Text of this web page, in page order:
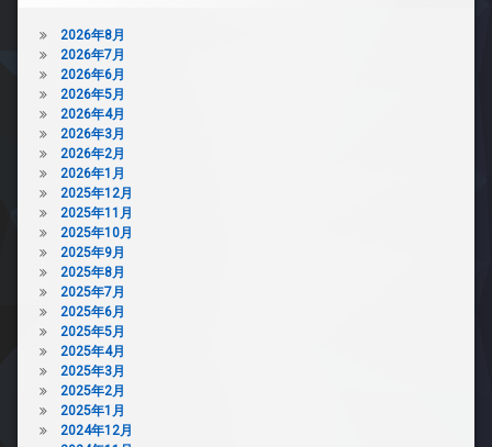
2026年8月
2026年7月
2026年6月
2026年5月
2026年4月
2026年3月
2026年2月
2026年1月
2025年12月
2025年11月
2025年10月
2025年9月
2025年8月
2025年7月
2025年6月
2025年5月
2025年4月
2025年3月
2025年2月
2025年1月
2024年12月